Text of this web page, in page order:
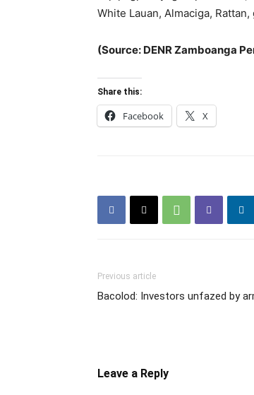
White Lauan, Almaciga,
(Source: DENR Zamboanga
Share this:
Facebook X
Previous article
Bacolod: Investors unfazed by
Leave a Reply